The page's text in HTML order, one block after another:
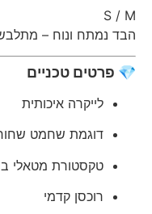
S / M
הבד נמתח ונוח – מתלבש
💎 פרטים טכניים
לייקרה איכותית
דוגמת שחמט
טקסטורת מטאלי
רוכסן קדמי